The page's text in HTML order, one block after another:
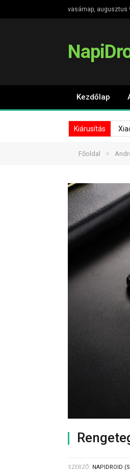
vasárnap, augusztus
Kezdőlap
Kiárusítás
Főoldal »
SZERZŐ: NAPIDROID